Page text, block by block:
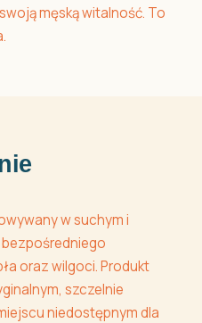
męską witalność. To
w suchym i
oraz wilgoci. Produkt
szczelnie
niedostępnym dla